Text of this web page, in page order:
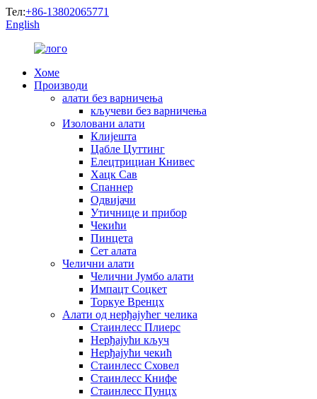
Тел:+86-13802065771
English
Хоме
Производи
алати без варничења
кључеви без варничења
Изоловани алати
Клијешта
Цабле Цуттинг
Елецтрициан Книвес
Хацк Сав
Спаннер
Одвијачи
Утичнице и прибор
Чекићи
Пинцета
Сет алата
Челични алати
Челични Јумбо алати
Импацт Соцкет
Торкуе Вренцх
Алати од нерђајућег челика
Стаинлесс Плиерс
Нерђајући кључ
Нерђајући чекић
Стаинлесс Сховел
Стаинлесс Книфе
Стаинлесс Пунцх